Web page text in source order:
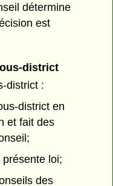
détermine
est
district
district :
district en
et fait des
loi;
des